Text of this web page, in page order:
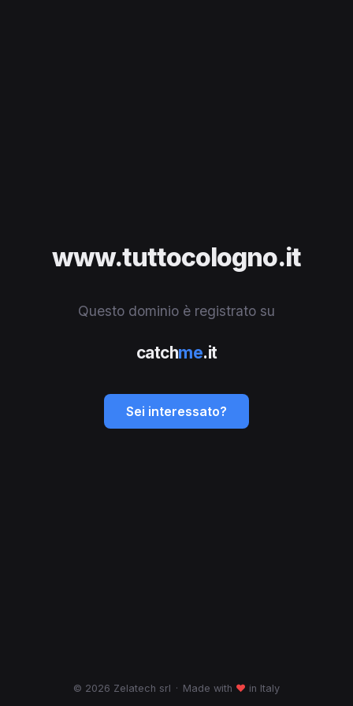
www.tuttocologno.it
Questo dominio è registrato su
catchme.it
Sei interessato?
© 2026 Zelatech srl · Made with ♥ in Italy